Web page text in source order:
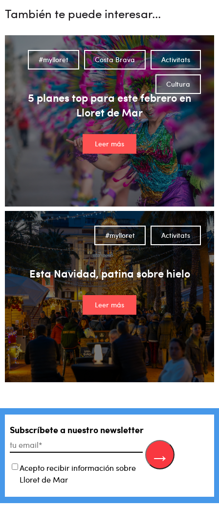
También te puede interesar...
5 planes top para este febrero en
Lloret de Mar
Leer más
Activitats
Costa Brava
#mylloret
Cultura
Esta Navidad, patina sobre hielo
Leer más
Activitats
#mylloret
Subscríbete a nuestro newsletter
Acepto recibir información sobre
Lloret de Mar